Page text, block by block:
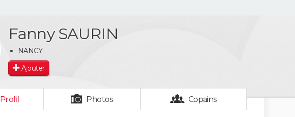
Fanny SAURIN
NANCY
Ajouter
Profil Photos Copains